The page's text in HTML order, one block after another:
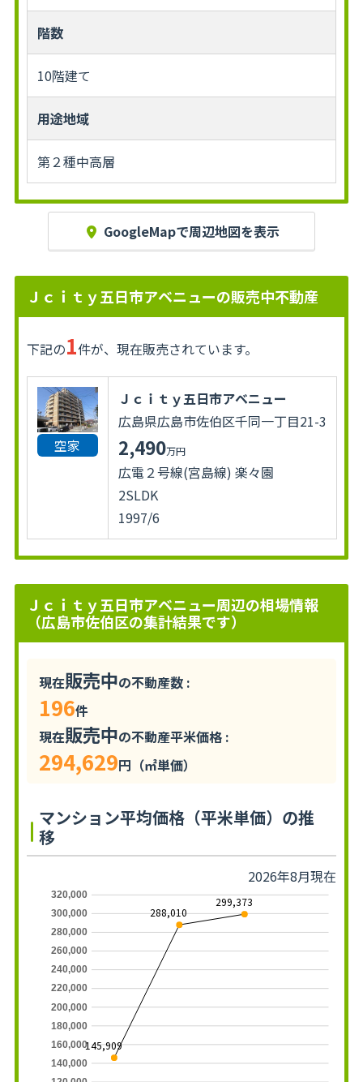
階数
10階建て
用途地域
第２種中高層
GoogleMapで周辺地図を表示
Ｊｃｉｔｙ五日市アベニューの販売中不動産
下記の1件が、現在販売されています。
空家
Ｊｃｉｔｙ五日市アベニュー
広島県広島市佐伯区千同一丁目21-3
2,490万円
広電２号線(宮島線) 楽々園
2SLDK
1997/6
Ｊｃｉｔｙ五日市アベニュー周辺の相場情報
（広島市佐伯区の集計結果です）
現在販売中の不動産数 :
196件
現在販売中の不動産平米価格 :
294,629円（㎡単価）
マンション平均価格（平米単価）の推
移
2026年8月現在
140,000
160,000
180,000
200,000
220,000
240,000
260,000
280,000
300,000
320,000
145,909
288,010
299,373